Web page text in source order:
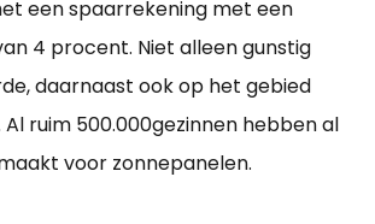
een spaarrekening met een
4 procent. Niet alleen gunstig
daarnaast ook op het gebied
ruim 500.000gezinnen hebben al
voor zonnepanelen.